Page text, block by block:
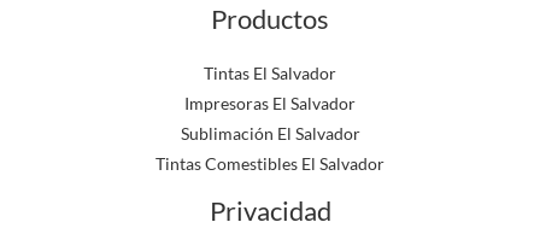
Productos
Tintas El Salvador
Impresoras El Salvador
Sublimación El Salvador
Tintas Comestibles El Salvador
Privacidad